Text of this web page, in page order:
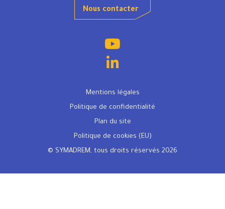
Nous contacter
Mentions légales
Politique de confidentialité
Plan du site
Politique de cookies (EU)
© SYMADREM, tous droits réservés 2026